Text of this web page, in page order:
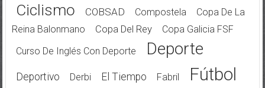
Ciclismo COBSAD Compostela
Copa De La
Reina Balonmano
Copa Del Rey
Copa Galicia FSF
Curso De Inglés Con Deporte
Deporte
Deportivo Derbi El Tiempo Fabril Fútbol